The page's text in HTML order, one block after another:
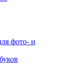
фото- и